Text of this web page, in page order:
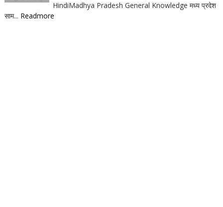
HindiMadhya Pradesh General Knowledge मध्य प्रदेश
साम... Readmore